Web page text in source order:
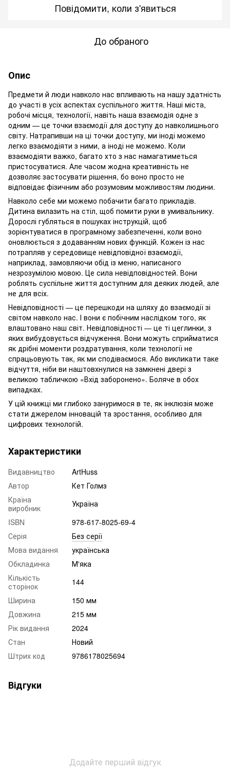
Повідомити, коли з'явиться
До обраного
Опис
Предмети й люди навколо нас впливають на нашу здатність
до участі в усіх аспектах суспільного життя. Наші міста,
робочі місця, технології, навіть наша взаємодія одне з
одним — це точки взаємодії для доступу до навколишнього
світу. Натрапивши на ці точки доступу, ми іноді можемо
легко взаємодіяти з ними, а іноді не можемо. Коли
взаємодіяти важко, багато хто з нас намагатиметься
пристосуватися. Але часом жодна креативність не
дозволяє застосувати рішення, бо воно просто не
відповідає фізичним або розумовим можливостям людини.
Навколо себе ми можемо побачити багато прикладів.
Дитина вилазить на стіл, щоб помити руки в умивальнику.
Дорослі губляться в пошуках інструкцій, щоб
зорієнтуватися в програмному забезпеченні, коли воно
оновлюється з додаванням нових функцій. Кожен із нас
потрапляв у середовище невідповідної взаємодії,
наприклад, замовляючи обід із меню, написаного
незрозумілою мовою. Це сила невідповідностей. Вони
роблять суспільне життя доступним для деяких людей, але
не для всіх.
Невідповідності — це перешкоди на шляху до взаємодії зі
світом навколо нас. І вони є побічним наслідком того, як
влаштовано наш світ. Невідповідності — це ті цеглинки, з
яких вибудовується відчуження. Вони можуть сприйматися
як дрібні моменти роздратування, коли технології не
спрацьовують так, як ми сподіваємося. Або викликати таке
відчуття, ніби ви наштовхнулися на замкнені двері з
великою табличкою «Вхід заборонено». Боляче в обох
випадках.
У цій книжці ми глибоко зануримося в те, як інклюзія може
стати джерелом інновацій та зростання, особливо для
цифрових технологій.
Характеристики
Видавництво
ArtHuss
Автор
Кет Голмз
Країна
виробник
Україна
ISBN
978-617-8025-69-4
Серія
Без серії
Мова видання
українська
Обкладинка
М'яка
Кількість
сторінок
144
Ширина
150 мм
Довжина
215 мм
Рік видання
2024
Стан
Новий
Штрих код
9786178025694
Відгуки
Додайте перший відгук